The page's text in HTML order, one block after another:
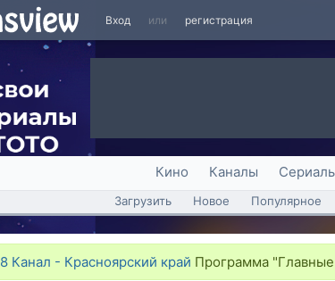
Вход или регистрация
Кино Каналы
Загрузить Новое Популярное
8 Канал - Красноярский край Программа "Главные